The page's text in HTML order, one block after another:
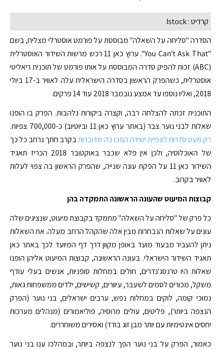
קרדיט : Istock
הסדרה "סליחה על השאלה" מבוססת על פורמט אוסטרלי מצליח, בשם
"You Can't Ask That". ערוץ כאן 11 רכש מרשות השידור האוסטרלית
(ABC) זכות להפיק סדרה המבוססת על אותו פורמט של תוכנית ריאליטי
אוסטרלית, כשהפרק הראשון בסדרה הישראלית עלה לאוויר ב-17 ביולי
2018, ואליו נוספו עד אמצע נובמבר 2018 עוד 14 פרקים.
התוכנית זכתה להצלחה רבה, וקצרה ביקורות נלהבות. הפרק בו הופנו
שאלות לבני נוער צבר (באתר ערוץ כאן 11 וביוטיוב) כ-700,000 צפיות.
רק מעט סדרות לצפייה ישירה הפכו כה מדוברותבקרב חתך נרחב כל כך
של האוכלוסיה, ולכן אין פלא שכבר באוקטובר 2018 הכריז תאגיד
השידור כאן 11 על הפקת עונה שנייה, שהפרק הראשון בה צפוי לעלות
לאוויר בקרוב.
קבוצות המיעוט שהעונה הראשונה התמקדה בהן
כל פרק של "סליחה על השאלה" מתמקד בקבוצת מיעוט, שנציגים שלה
עונים על שאלות הנבחרות מבין אלה שהקהל הרחב מעלה. את השאלות
ניתן להעביר מבעוד מועד באופן מקוון דרך דף המיועד לכך באתר כאן
תאגיד השידור הישראלי. בעונה הראשונה, קבוצות המיעוט אליהן הופנו
שאלות היו טרנסג'נדרים, חולים במחלות סופניות, אנשים בעלי עודף
משקל, מכורים לסמים לשעבר, עיוורים, קשישים, ילדים ממשפחות גאות,
נמוכי קומה, לוקים במחלות נפש, ערבים ישראלים, בני נוער (הפרק
הנצפה ביותר), פליטים, עולים מרוסיה, פוליאמורים (מנהלים מערכות
יחסים אינטימיות עם יותר מבן זוג בודד) ואסירים משוחררים.
כאמור, הפרק על בני נוער הפך לנצפה ביותר, ובמהלכו ענו בני נוער